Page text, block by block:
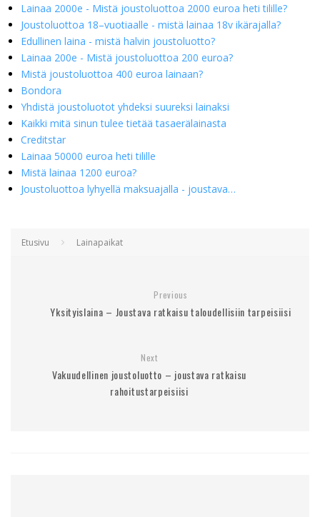
Lainaa 2000e - Mistä joustoluottoa 2000 euroa heti tilille?
Joustoluottoa 18–vuotiaalle - mistä lainaa 18v ikärajalla?
Edullinen laina - mistä halvin joustoluotto?
Lainaa 200e - Mistä joustoluottoa 200 euroa?
Mistä joustoluottoa 400 euroa lainaan?
Bondora
Yhdistä joustoluotot yhdeksi suureksi lainaksi
Kaikki mitä sinun tulee tietää tasaerälainasta
Creditstar
Lainaa 50000 euroa heti tilille
Mistä lainaa 1200 euroa?
Joustoluottoa lyhyellä maksuajalla - joustava…
Etusivu Lainapaikat
Previous
Yksityislaina – Joustava ratkaisu taloudellisiin tarpeisiisi
Next
Vakuudellinen joustoluotto – joustava ratkaisu
rahoitustarpeisiisi